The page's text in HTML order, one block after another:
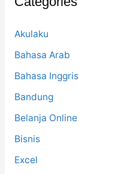
o
Akulaku
Bahasa Arab
Bahasa Inggris
Bandung
Belanja Online
Bisnis
Excel